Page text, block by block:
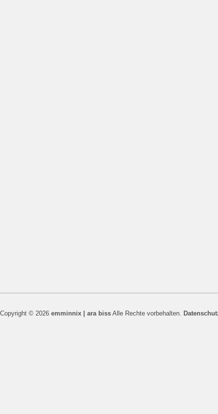
Copyright © 2026 emminnix | ara biss Alle Rechte vorbehalten.